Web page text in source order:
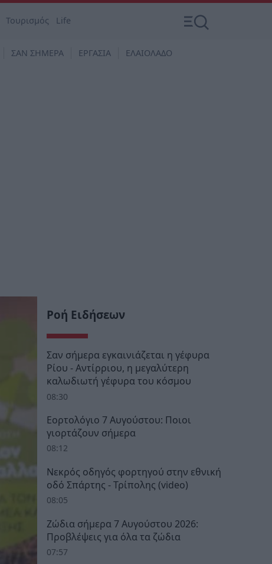
Τουρισμός Life
ΣΑΝ ΣΗΜΕΡΑ ΕΡΓΑΣΙΑ ΕΛΑΙΟΛΑΔΟ
Ροή Ειδήσεων
Σαν σήμερα εγκαινιάζεται η γέφυρα
Ρίου - Αντίρριου, η μεγαλύτερη
καλωδιωτή γέφυρα του κόσμου
08:30
Εορτολόγιο 7 Αυγούστου: Ποιοι
γιορτάζουν σήμερα
08:12
Νεκρός οδηγός φορτηγού στην εθνική
οδό Σπάρτης - Τρίπολης (video)
08:05
Ζώδια σήμερα 7 Αυγούστου 2026:
Προβλέψεις για όλα τα ζώδια
07:57